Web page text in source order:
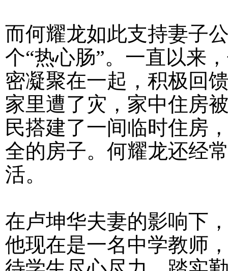
而何耀龙如此支持妻子
个“热心肠”。一直以来
密凝聚在一起，积极回
家里遭了灾，家中住房
民搭建了一间临时住房
全的房子。何耀龙还经
活。
在卢坤华夫妻的影响下
他现在是一名中学教师